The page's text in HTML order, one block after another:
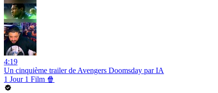
4:19
Un cinquième trailer de Avengers Doomsday par IA
1 Jour 1 Film 🍿